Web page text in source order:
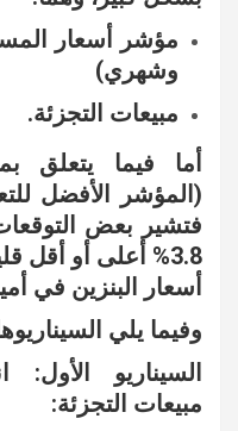
مؤشر أسعار
وشهري)
مبيعات التجزئة.
أما فيما يتعلق
(المؤشر الأفضل
فتشير بعض
3.8% أعلى أو أقل
أسعار البنزين في
وفيما يلي
السيناريو
مبيعات التجزئة: